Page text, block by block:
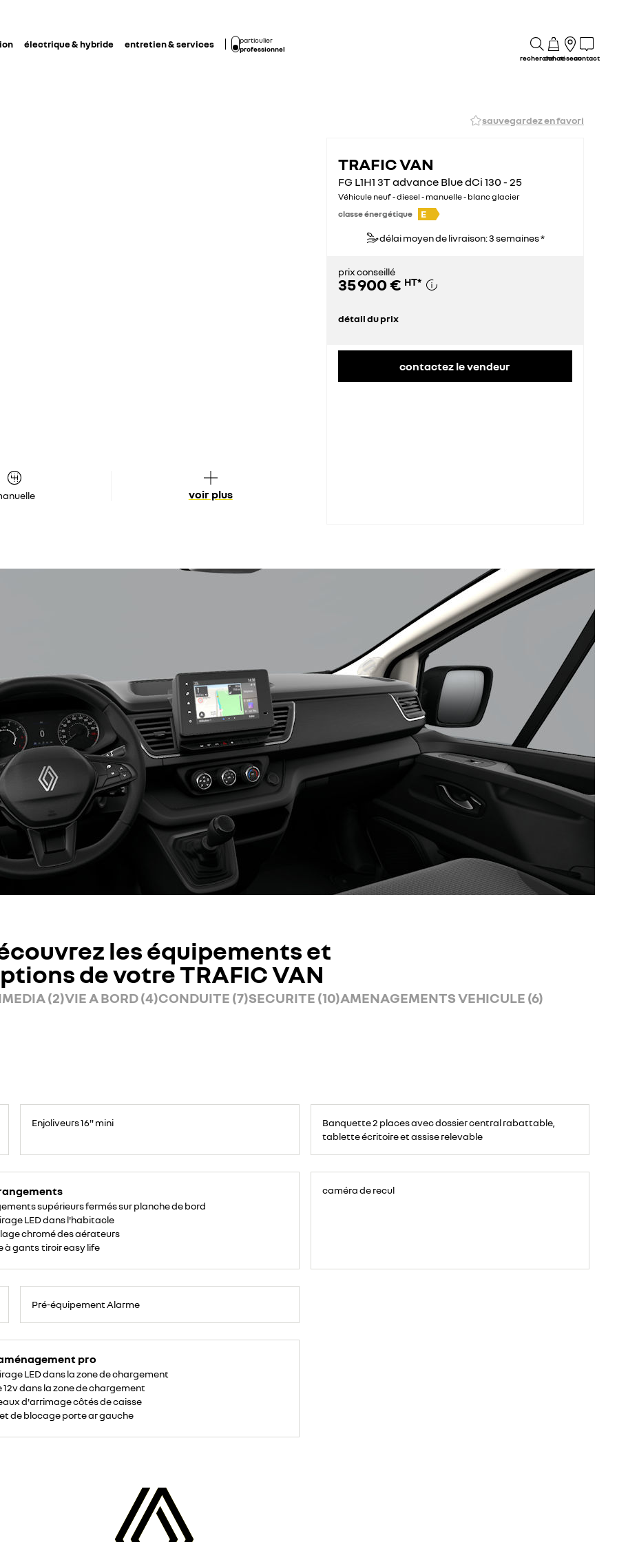
électrique & hybride entretien & services
particulier
professionnel
rechercheachatréseaucontact
sauvegardez en favori
voir plus
TRAFIC VAN
FG L1H1 3T advance Blue dCi 130 - 25
Véhicule neuf - diesel - manuelle - blanc glacier
classe énergétique
E
délai moyen de livraison: 3 semaines *
prix conseillé
35 900 € HT*
détail du prix
contactez le vendeur
les équipements et
de votre TRAFIC VAN
(2)VIE A BORD (4)CONDUITE (7)SECURITE (10)AMENAGEMENTS VEHICULE (6)
Enjoliveurs 16" mini
avant
places,
espace
portable,
Banquette 2 places avec dossier central rabattable,
tablette écritoire et assise relevable
supérieurs fermés sur planche de bord
LED dans l'habitacle
chromé des aérateurs
à gants tiroir easy life
caméra de recul
Pré-équipement Alarme
pro
LED dans la zone de chargement
12v dans la zone de chargement
d'arrimage côtés de caisse
de blocage porte ar gauche